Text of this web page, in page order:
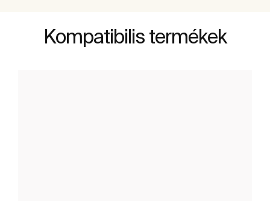
Kompatibilis termékek